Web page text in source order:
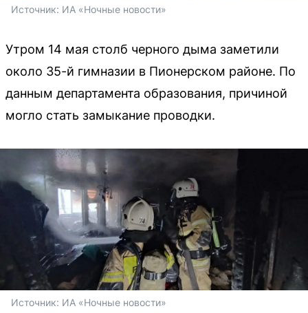
Источник: ИА «Ночные новости»
Утром 14 мая столб черного дыма заметили
около 35-й гимназии в Пионерском районе. По
данным департамента образования, причиной
могло стать замыкание проводки.
Источник: ИА «Ночные новости»